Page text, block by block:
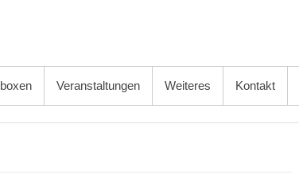
Veranstaltungen Weiteres Kontakt